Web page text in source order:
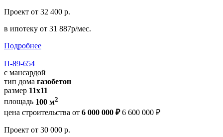
Проект от 32 400 р.
в ипотеку от 31 887р/мес.
Подробнее
П-89-654
с мансардой
тип дома газобетон
размер 11x11
площадь 100 м2
цена строительства от 6 000 000 ₽ 6 600 000 ₽
Проект от 30 000 р.